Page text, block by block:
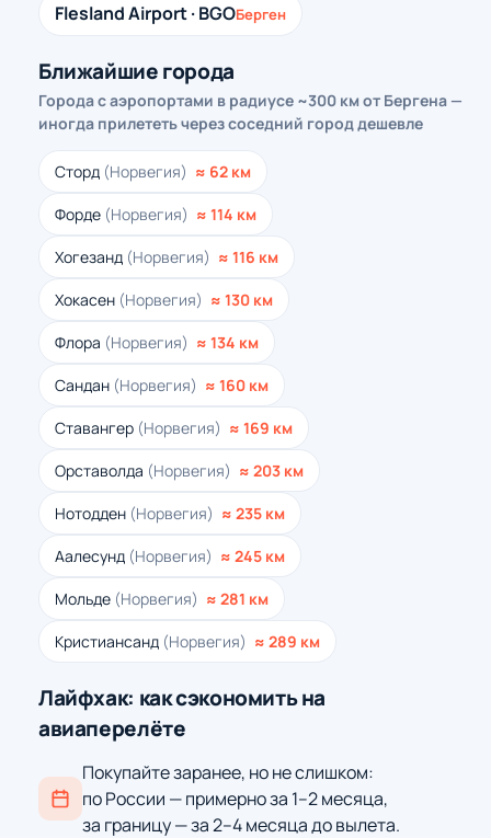
Flesland Airport · BGOБерген
Ближайшие города
Города с аэропортами в радиусе ~300 км от Бергена —
иногда прилететь через соседний город дешевле
Сторд (Норвегия) ≈ 62 км
Форде (Норвегия) ≈ 114 км
Хогезанд (Норвегия) ≈ 116 км
Хокасен (Норвегия) ≈ 130 км
Флора (Норвегия) ≈ 134 км
Сандан (Норвегия) ≈ 160 км
Ставангер (Норвегия) ≈ 169 км
Орставолда (Норвегия) ≈ 203 км
Нотодден (Норвегия) ≈ 235 км
Аалесунд (Норвегия) ≈ 245 км
Мольде (Норвегия) ≈ 281 км
Кристиансанд (Норвегия) ≈ 289 км
Лайфхак: как сэкономить на
авиаперелёте
Покупайте заранее, но не слишком:
по России — примерно за 1–2 месяца,
за границу — за 2–4 месяца до вылета.